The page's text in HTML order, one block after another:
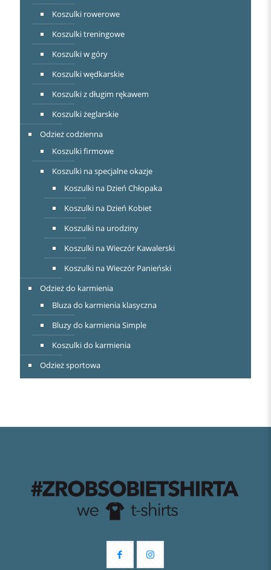
Koszulki rowerowe
Koszulki treningowe
Koszulki w góry
Koszulki wędkarskie
Koszulki z długim rękawem
Koszulki żeglarskie
Odzież codzienna
Koszulki firmowe
Koszulki na specjalne okazje
Koszulki na Dzień Chłopaka
Koszulki na Dzień Kobiet
Koszulki na urodziny
Koszulki na Wieczór Kawalerski
Koszulki na Wieczór Panieński
Odzież do karmienia
Bluza do karmienia klasyczna
Bluzy do karmienia Simple
Koszulki do karmienia
Odzież sportowa